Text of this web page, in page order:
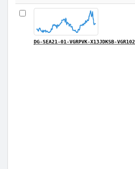
DG-SEA21-01-VGRPVK-X13JDKSB-VGR102